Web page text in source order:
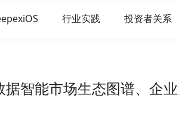
行业实践 投资者关系
智能市场生态图谱、企